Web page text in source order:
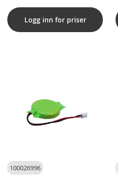
Logg inn for priser
100026996